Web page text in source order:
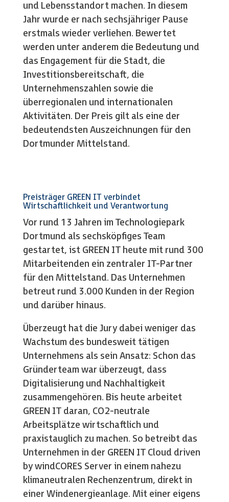
und Lebensstandort machen. In diesem
Jahr wurde er nach sechsjähriger Pause
erstmals wieder verliehen. Bewertet
werden unter anderem die Bedeutung und
das Engagement für die Stadt, die
Investitionsbereitschaft, die
Unternehmenszahlen sowie die
überregionalen und internationalen
Aktivitäten. Der Preis gilt als eine der
bedeutendsten Auszeichnungen für den
Dortmunder Mittelstand.
Preisträger GREEN IT verbindet
Wirtschaftlichkeit und Verantwortung
Vor rund 13 Jahren im Technologiepark
Dortmund als sechsköpfiges Team
gestartet, ist GREEN IT heute mit rund 300
Mitarbeitenden ein zentraler IT-Partner
für den Mittelstand. Das Unternehmen
betreut rund 3.000 Kunden in der Region
und darüber hinaus.
Überzeugt hat die Jury dabei weniger das
Wachstum des bundesweit tätigen
Unternehmens als sein Ansatz: Schon das
Gründerteam war überzeugt, dass
Digitalisierung und Nachhaltigkeit
zusammengehören. Bis heute arbeitet
GREEN IT daran, CO2-neutrale
Arbeitsplätze wirtschaftlich und
praxistauglich zu machen. So betreibt das
Unternehmen in der GREEN IT Cloud driven
by windCORES Server in einem nahezu
klimaneutralen Rechenzentrum, direkt in
einer Windenergieanlage. Mit einer eigens